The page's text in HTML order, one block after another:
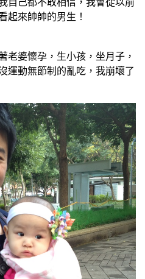
起來帥帥的男生！
老婆懷孕，生小孩，坐月子，
運動無節制的亂吃，我崩壞了